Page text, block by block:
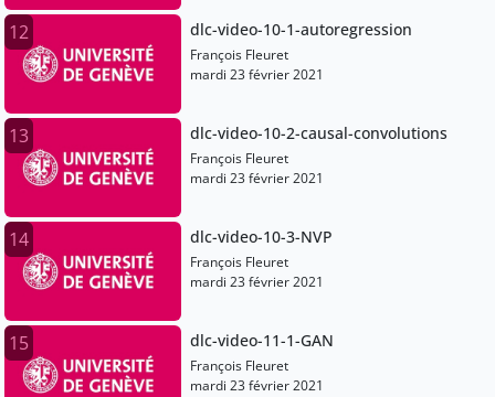
12 dlc-video-10-1-autoregression
François Fleuret
mardi 23 février 2021
13 dlc-video-10-2-causal-convolutions
François Fleuret
mardi 23 février 2021
14 dlc-video-10-3-NVP
François Fleuret
mardi 23 février 2021
15 dlc-video-11-1-GAN
François Fleuret
mardi 23 février 2021